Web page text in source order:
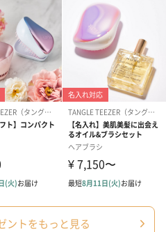
ントをもっと見る